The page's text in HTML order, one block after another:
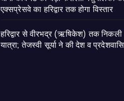
एक्सप्रेसवे का हरिद्वार तक होगा विस्तार
​हरिद्वार से वीरभद्र (ऋषिकेश) तक
यात्रा; तेजस्वी सूर्या ने की देश व